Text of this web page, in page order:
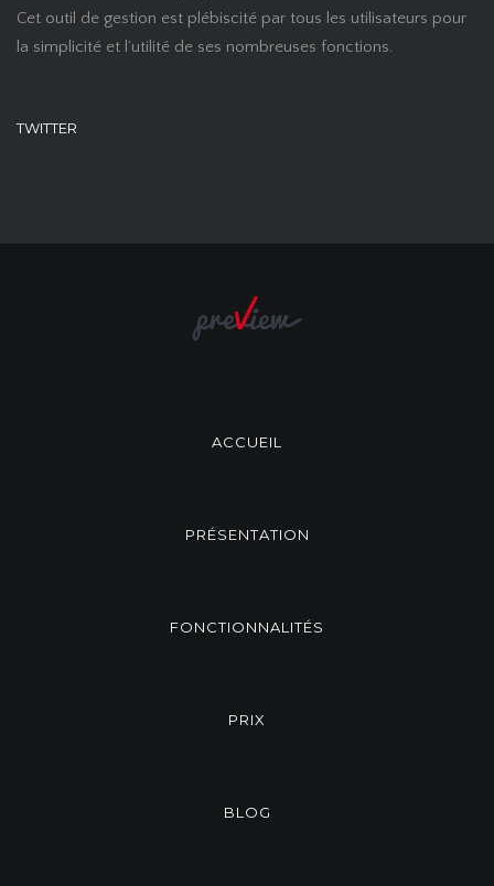
Cet outil de gestion est plébiscité par tous les utilisateurs pour
la simplicité et l’utilité de ses nombreuses fonctions.
TWITTER
ACCUEIL
PRÉSENTATION
FONCTIONNALITÉS
PRIX
BLOG